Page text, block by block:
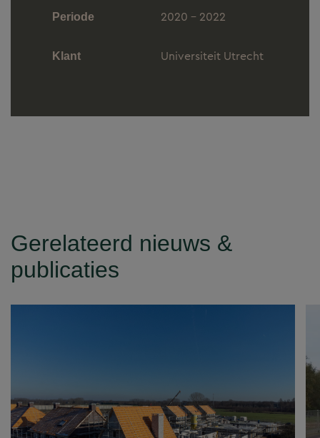
Periode 2020 - 2022
Klant Universiteit Utrecht
Gerelateerd nieuws &
publicaties